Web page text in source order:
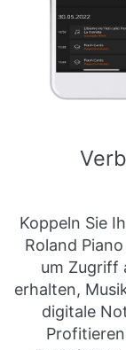
Koppeln Sie
Roland
um Zugriff
erhalten,
digitale